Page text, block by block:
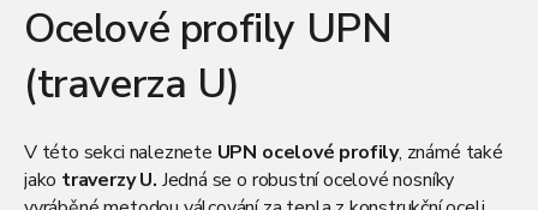
Ocelové profily UPN
(traverza U)
V této sekci naleznete UPN ocelové profily, známé také
jako traverzy U. Jedná se o robustní ocelové nosníky